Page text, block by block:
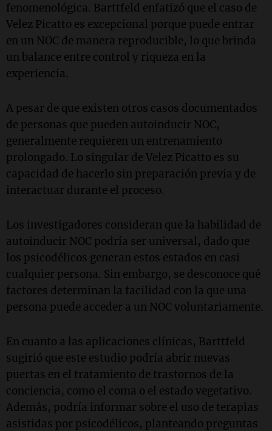
fenomenológica. Barttfeld enfatizó que el caso de
Velez Picatto es excepcional porque puede entrar
en un NOC de manera reproducible, lo que brinda
un balance entre control y riqueza en la
experiencia.
A pesar de que existen otros casos documentados
de personas que pueden autoinducir NOC,
generalmente requieren un entrenamiento
prolongado. Lo singular de Velez Picatto es su
capacidad de hacerlo sin preparación previa y de
interactuar durante el proceso.
Los investigadores consideran que la habilidad de
autoinducir NOC podría ser universal, dado que
los psicodélicos generan estos estados en casi
cualquier persona. Sin embargo, se desconoce qué
factores determinan la facilidad con la que una
persona puede acceder a un NOC voluntariamente.
En cuanto a las aplicaciones clínicas, Barttfeld
sugirió que este estudio podría abrir nuevas
puertas en el tratamiento de trastornos de la
conciencia, como el coma o el estado vegetativo.
Además, podría informar sobre el uso de terapias
asistidas por psicodélicos, planteando preguntas